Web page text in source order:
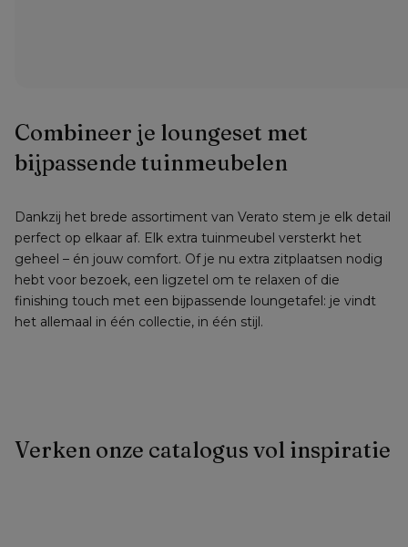
Combineer je loungeset met
bijpassende tuinmeubelen
Dankzij het brede assortiment van Verato stem je elk detail
perfect op elkaar af. Elk extra tuinmeubel versterkt het
geheel – én jouw comfort. Of je nu extra zitplaatsen nodig
hebt voor bezoek, een ligzetel om te relaxen of die
finishing touch met een bijpassende loungetafel: je vindt
het allemaal in één collectie, in één stijl.
Verken onze catalogus vol inspiratie